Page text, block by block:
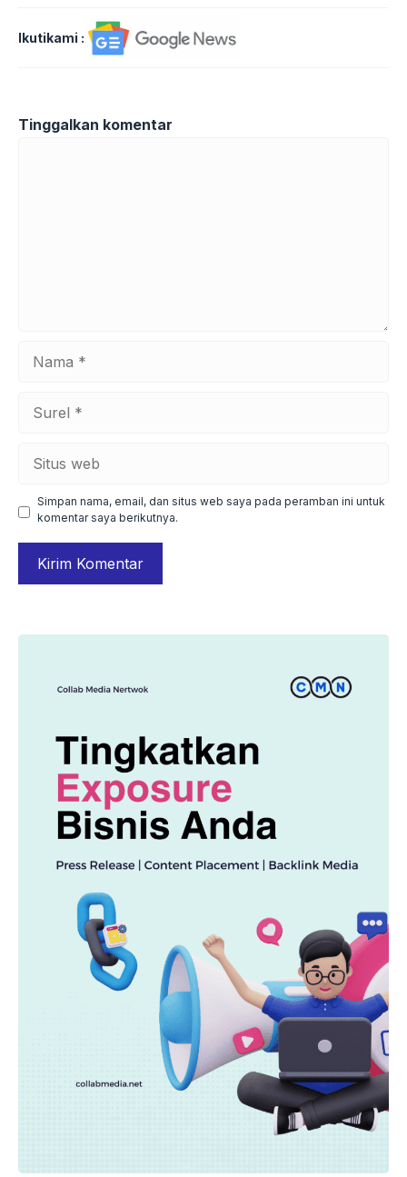
Ikutikami :
Tinggalkan komentar
web
Simpan nama, email, dan situs web saya pada peramban ini untuk
komentar saya berikutnya.